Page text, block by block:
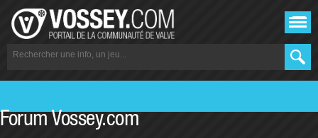
Forum Vossey.com